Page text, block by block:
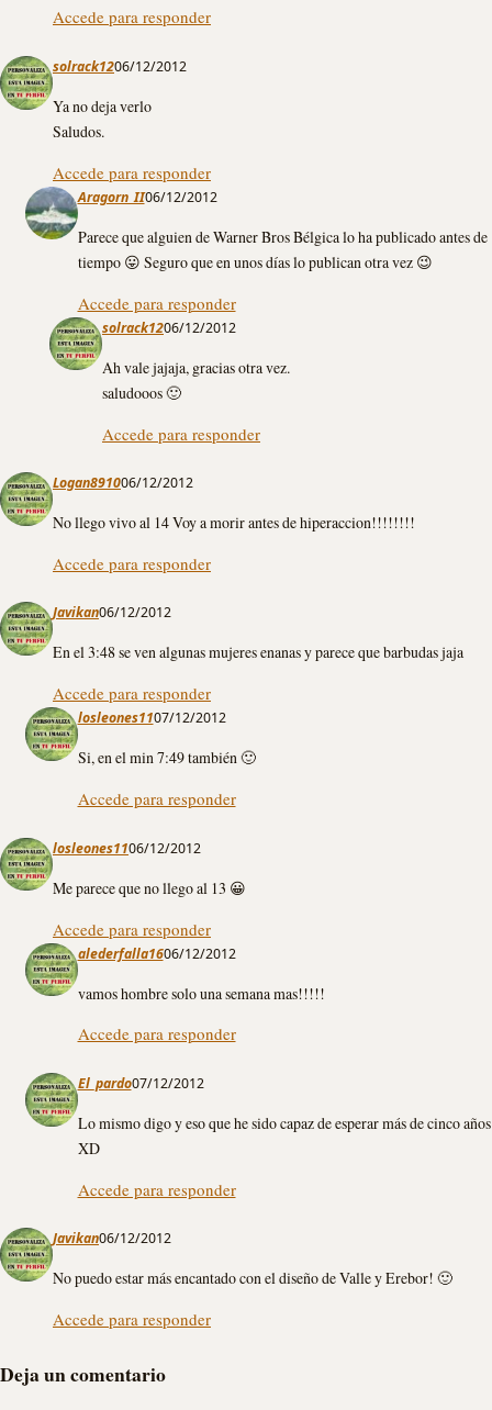
Accede para responder
solrack1206/12/2012
Ya no deja verlo
Saludos.
Accede para responder
Aragorn_II06/12/2012
Parece que alguien de Warner Bros Bélgica lo ha publicado antes de
tiempo 😛 Seguro que en unos días lo publican otra vez 😉
Accede para responder
solrack1206/12/2012
Ah vale jajaja, gracias otra vez.
saludooos 🙂
Accede para responder
Logan891006/12/2012
No llego vivo al 14 Voy a morir antes de hiperaccion!!!!!!!!
Accede para responder
Javikan06/12/2012
En el 3:48 se ven algunas mujeres enanas y parece que barbudas jaja
Accede para responder
losleones1107/12/2012
Si, en el min 7:49 también 🙂
Accede para responder
losleones1106/12/2012
Me parece que no llego al 13 😀
Accede para responder
alederfalla1606/12/2012
vamos hombre solo una semana mas!!!!!
Accede para responder
El_pardo07/12/2012
Lo mismo digo y eso que he sido capaz de esperar más de cinco años
XD
Accede para responder
Javikan06/12/2012
No puedo estar más encantado con el diseño de Valle y Erebor! 🙂
Accede para responder
Deja un comentario